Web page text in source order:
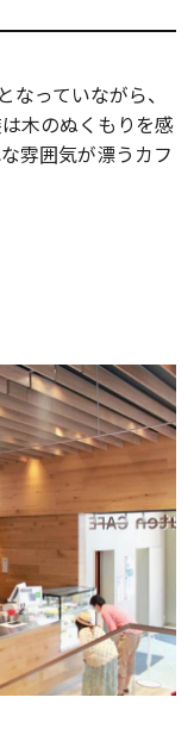
っていながら、
木のぬくもりを感
雰囲気が漂うカフ